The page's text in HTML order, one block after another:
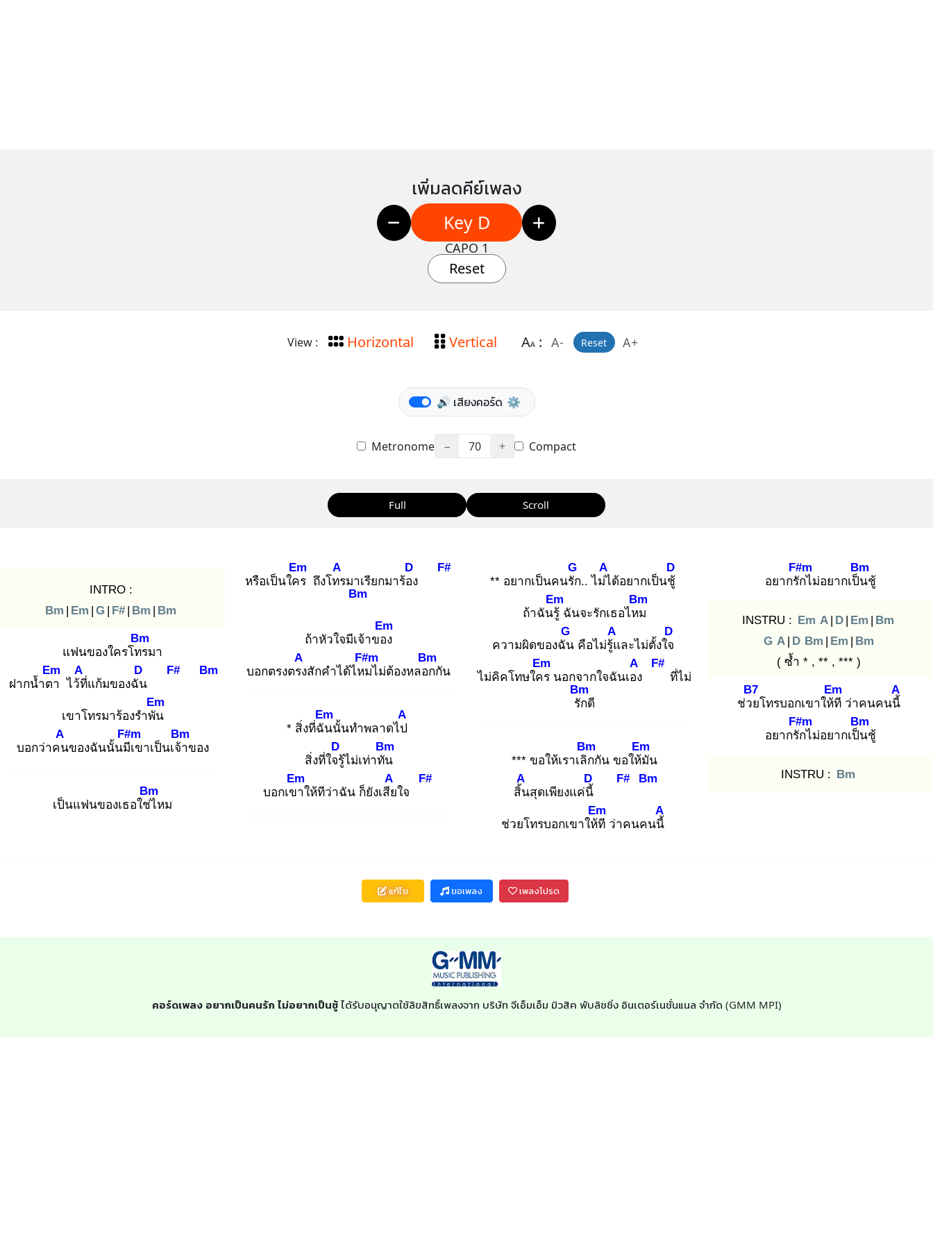
เพิ่มลดคีย์เพลง
Key D
CAPO 1
Reset
View : Horizontal Vertical AA: A- Reset A+
🔊 เสียงคอร์ด ⚙️
Metronome − 70 + Compact
Full Scroll
INTRO :
Bm | Em | G | F# | Bm | Bm
แฟนของใครโทร
Bm
มา
ฝากน้ำตา
Em
ไว้ที่
A
แก้มของฉัน
D F# Bm
เขาโทรมาร้องรำพัน
Em
บอกว่าคน
A
ของฉันนั้นมีเ
F#m
ขาเป็นเจ้า
Bm
ของ
เป็นแฟนของเธอใช่ไ
Bm
หม
หรือเป็นใคร
Em
ถึงโทร
A
มาเรียกมาร้อง
D
F#
Bm
ถ้าหัวใจมีเจ้าของ
Em
บอกตรงตรง
A
สักคำได้ไหม
F#m
ไม่ต้องหลอก
Bm
กัน
* สิ่งที่ฉัน
Em
นั้นทำพลาดไป
A
สิ่งที่ใจรู้
D
ไม่เท่าทัน
Bm
บอกเขา
Em
ให้ทีว่าฉัน ก็ยังเสีย
A
ใจ
F#
** อยากเป็นคนรัก
G
.. ไม่ไ
A
ด้อยากเป็นชู้
D
ถ้าฉันรู้
Em
ฉันจะรักเธอไหม
Bm
ความผิดของฉัน
G
คือไม่รู้แ
A
ละไม่ตั้งใจ
D
ไม่คิคโทษใคร
Em
นอกจากใจฉันเอง
A
F#
ที่ไม่
รัก
Bm
ดี
*** ขอให้เราเลิก
Bm
กัน ขอให้มั
Em
น
สิ้น
A
สุดเพียงแค่นี้
D F# Bm
ช่วยโทรบอกเขาให้ที
Em
ว่าคนคนนี้
A
อยากรัก
F#m
ไม่อยากเป็น
Bm
ชู้
INSTRU : Em A | D | Em | Bm
G A | D Bm | Em | Bm
( ซ้ำ * , ** , *** )
ช่วย
B7
โทรบอกเขาให้ที
Em
ว่าคนคนนี้
A
อยากรัก
F#m
ไม่อยากเป็น
Bm
ชู้
INSTRU : Bm
แก้ไข ขอเพลง เพลงโปรด
คอร์ดเพลง อยากเป็นคนรัก ไม่อยากเป็นชู้ได้รับอนุญาตใช้ลิขสิทธิ์เพลงจาก บริษัท จีเอ็มเอ็ม มิวสิค พับลิชชิ่ง อินเตอร์เนชั่นแนล จำกัด (GMM MPI)